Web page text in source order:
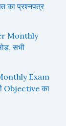
का प्रश्नपत्र
Monthly
सभी
Exam
Objective का